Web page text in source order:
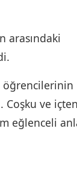
arasındaki
öğrencilerinin
Coşku ve
eğlenceli